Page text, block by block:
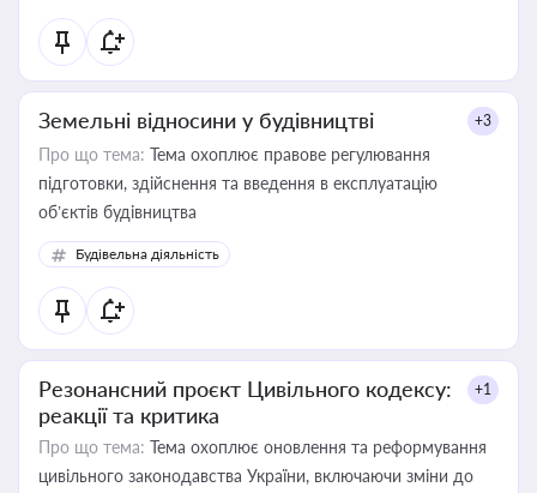
Земельні відносини у будівництві +3
Про що тема: Тема охоплює правове регулювання
підготовки, здійснення та введення в експлуатацію
об’єктів будівництва
Будівельна діяльність
Резонансний проєкт Цивільного кодексу:
реакції та критика
+1
Про що тема: Тема охоплює оновлення та реформування
цивільного законодавства України, включаючи зміни до